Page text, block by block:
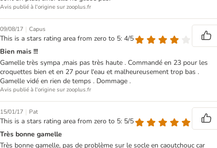
Avis publié à l'origine sur zooplus.fr
09/08/17 | Capus
This is a stars rating area from zero to 5: 4/5
Bien mais !!!
Gamelle très sympa ,mais pas très haute . Commandé en 23 pour les
croquettes bien et en 27 pour l'eau et malheureusement trop bas .
Gamelle vidé en rien de temps . Dommage .
Avis publié à l'origine sur zooplus.fr
15/01/17 | Pat
This is a stars rating area from zero to 5: 5/5
Très bonne gamelle
Très bonne gamelle, pas de problème sur le socle en caoutchouc car